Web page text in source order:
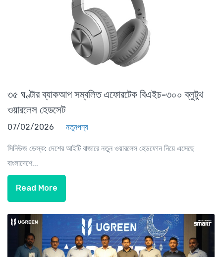
৩৫ ঘণ্টার ব্যাকআপ সম্বলিত এফোরটেক বিএইচ-৩০০ ব্লুটুথ
ওয়ারলেস হেডসেট
07/02/2026 নতুনপন্য
সিনিউজ ডেস্ক: দেশের আইটি বাজারে নতুন ওয়ারলেস হেডফোন নিয়ে এসেছে
বাংলাদেশে...
Read More